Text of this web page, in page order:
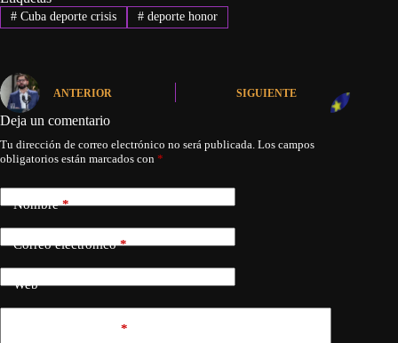
#Cuba deporte crisis #deporte honor
ANTERIOR SIGUIENTE
Deja un comentario
Tu dirección de correo electrónico no será publicada. Los campos
obligatorios están marcados con *
Nombre*
Correo electrónico*
Web
*